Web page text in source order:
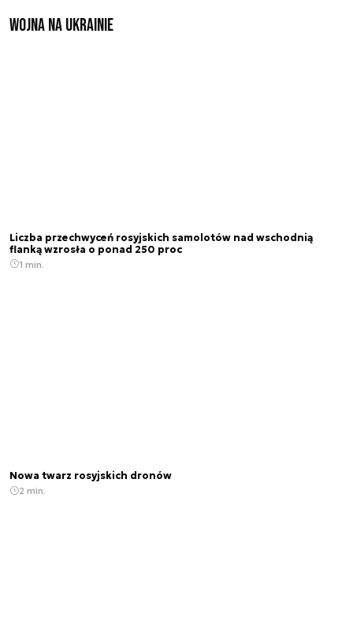
Wojna na Ukrainie
Liczba przechwyceń rosyjskich samolotów nad wschodnią
flanką wzrosła o ponad 250 proc
1 min.
Nowa twarz rosyjskich dronów
2 min.